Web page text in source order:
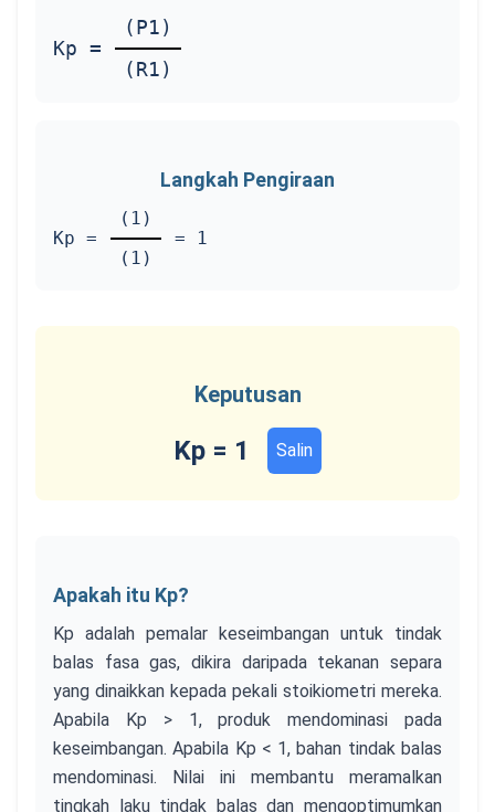
Kp =
(P1)
(R1)
Langkah Pengiraan
Kp =
(1)
(1)
= 1
Keputusan
Kp = 1 Salin
Apakah itu Kp?
Kp adalah pemalar keseimbangan untuk tindak
balas fasa gas, dikira daripada tekanan separa
yang dinaikkan kepada pekali stoikiometri mereka.
Apabila Kp > 1, produk mendominasi pada
keseimbangan. Apabila Kp < 1, bahan tindak balas
mendominasi. Nilai ini membantu meramalkan
tingkah laku tindak balas dan mengoptimumkan